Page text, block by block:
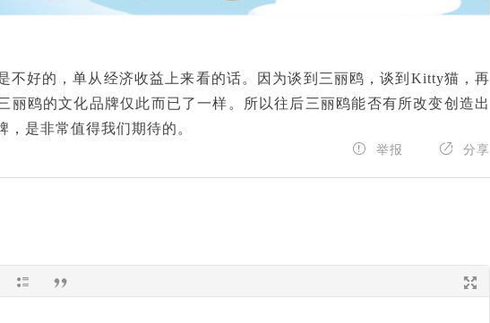
不好的，单从经济收益上来看的话。因为谈到三丽鸥，谈到Kitty猫，再
丽鸥的文化品牌仅此而已了一样。所以往后三丽鸥能否有所改变创造出
是非常值得我们期待的。
 分享
 举报